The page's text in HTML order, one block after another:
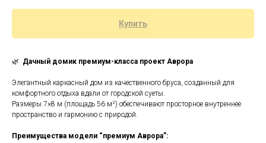
Купить
🌿 Дачный домик премиум-класса проект Аврора
Элегантный каркасный дом из качественного бруса, созданный для
комфортного отдыха вдали от городской суеты.
Размеры 7×8 м (площадь 56 м²) обеспечивают просторное внутреннее
пространство и гармонию с природой.
Преимущества модели “премиум Аврора”: